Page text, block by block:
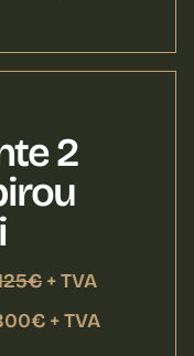
2
+ TVA
+ TVA